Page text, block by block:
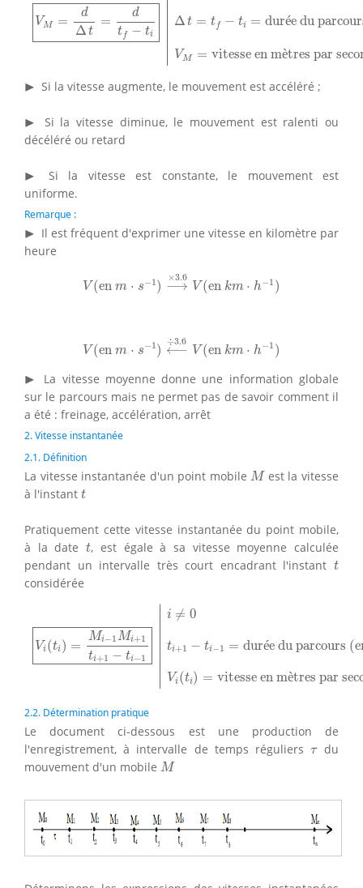
VM =
d
Δ t
=
d
tf − ti
Δ t = tf − ti = durée du
VM = vitesse en mètres par
▶
▸ Si la vitesse augmente, le mouvement est accéléré ;
▶
▸
Si la vitesse diminue, le mouvement est ralenti ou
décéléré ou retard
▶
▸
Si la vitesse est constante, le mouvement est
uniforme.
Remarque :
▶
▸
Il est fréquent d'exprimer une vitesse en kilomètre par
heure
V (en m ⋅ s−1 )
×3.6
⟶ V(en km ⋅ h−1 )
⟶×3.6
V (en m ⋅ s−1)
÷3.6
⟵ V(en km ⋅ h−1 )
⟵÷3.6
▶
▸
La vitesse moyenne donne une information globale
sur le parcours mais ne permet pas de savoir comment il
a été : freinage, accélération, arrêt
2. Vitesse instantanée
2.1. Définition
La vitesse instantanée d'un point mobileM
Mest la vitesse
à l'instant t
t
Pratiquement cette vitesse instantanée du point mobile,
à la datet
t, est égale à sa vitesse moyenne calculée
pendant un intervalle très court encadrant l'instant t
t
considérée
i ≠ 0
Vi(ti) =
Mi−1Mi+1
ti+1 − ti−1
ti+1 − ti−1 = durée du parcours
Vi(ti) = vitesse en mètres par
1 − − 1
2.2. Détermination pratique
Le document ci-dessous est une production de
l'enregistrement, à intervalle de temps réguliersτ
τdu
mouvement d'un mobile M
M